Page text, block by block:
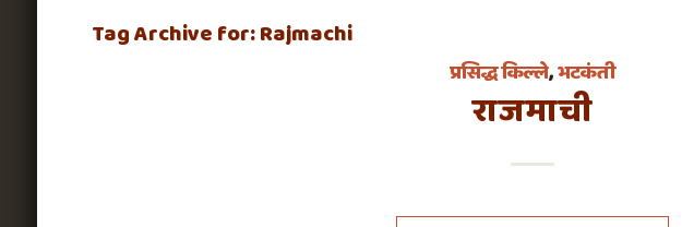
Tag Archive for:Rajmachi
प्रसिद्ध किल्ले,भटकंती
राजमाची